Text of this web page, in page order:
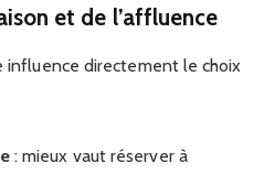
et de l’affluence
influence directement le choix
: mieux vaut réserver à